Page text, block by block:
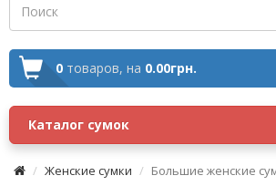
0 товаров, на 0.00грн.
Каталог сумок
Женские сумки Большие женские